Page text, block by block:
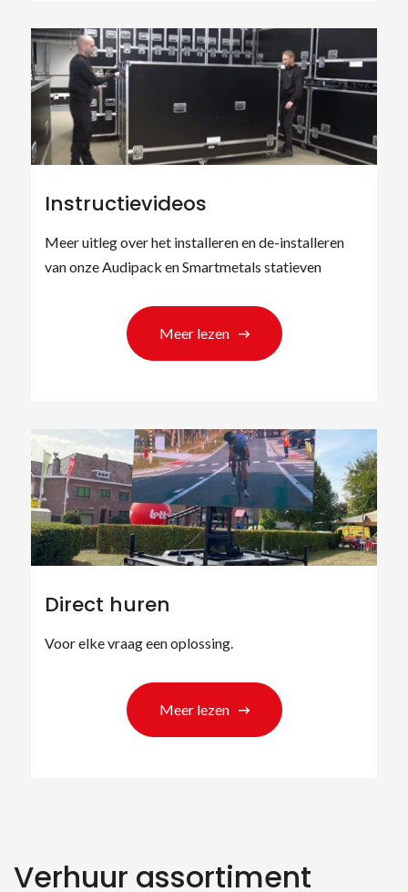
Instructievideos
Meer uitleg over het installeren en de-installeren
van onze Audipack en Smartmetals statieven
Meer lezen
Direct huren
Voor elke vraag een oplossing.
Meer lezen
Verhuur assortiment